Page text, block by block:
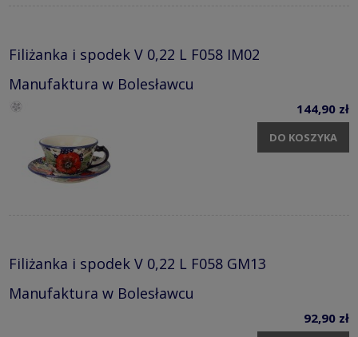
Filiżanka i spodek V 0,22 L F058 IM02
Manufaktura w Bolesławcu
144,90 zł
DO KOSZYKA
Filiżanka i spodek V 0,22 L F058 GM13
Manufaktura w Bolesławcu
92,90 zł